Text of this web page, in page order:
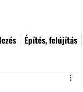
Építés, felújítás